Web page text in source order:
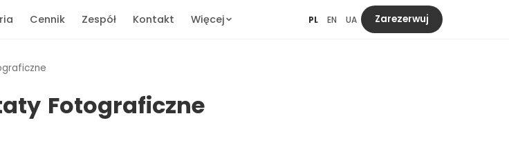
Cennik Zespół Kontakt Więcej PL EN UA Zarezerwuj
Fotograficzne